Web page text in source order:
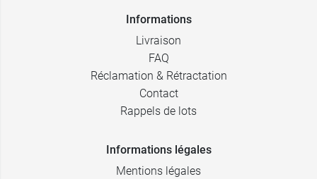
Informations
Livraison
FAQ
Réclamation & Rétractation
Contact
Rappels de lots
Informations légales
Mentions légales